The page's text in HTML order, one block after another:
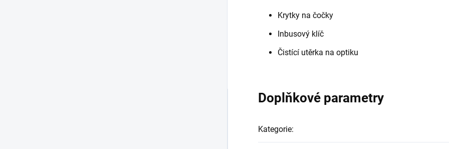
Krytky na čočky
Inbusový klíč
Čistící utěrka na optiku
Doplňkové parametry
Kategorie: